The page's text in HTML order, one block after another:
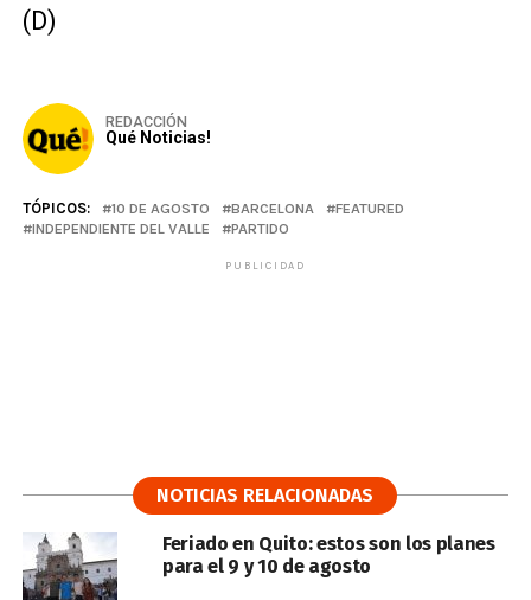
(D)
REDACCIÓN
Qué Noticias!
TÓPICOS: 10 DE AGOSTO BARCELONA
FEATURED
INDEPENDIENTE DEL VALLE
PARTIDO
PUBLICIDAD
NOTICIAS RELACIONADAS
Feriado en Quito: estos son los planes
para el 9 y 10 de agosto